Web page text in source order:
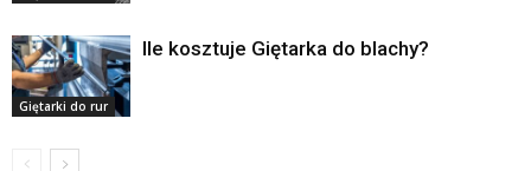
Giętarki do rur
Ile kosztuje Giętarka do blachy?